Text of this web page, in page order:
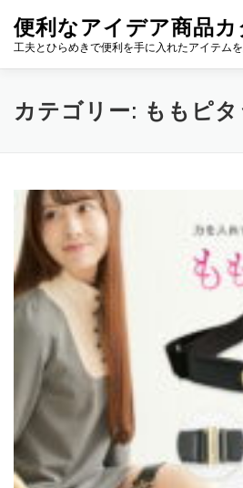
便利なアイデア商品
工夫とひらめきで便利を手に入れたアイテム
カテゴリー: ももピ